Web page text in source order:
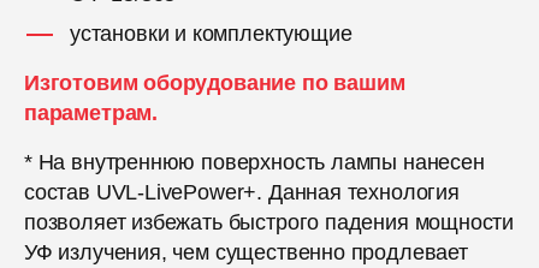
установки и комплектующие
Изготовим оборудование по вашим
параметрам.
* На внутреннюю поверхность лампы нанесен
состав UVL-LivePower+. Данная технология
позволяет избежать быстрого падения мощности
УФ излучения, чем существенно продлевает